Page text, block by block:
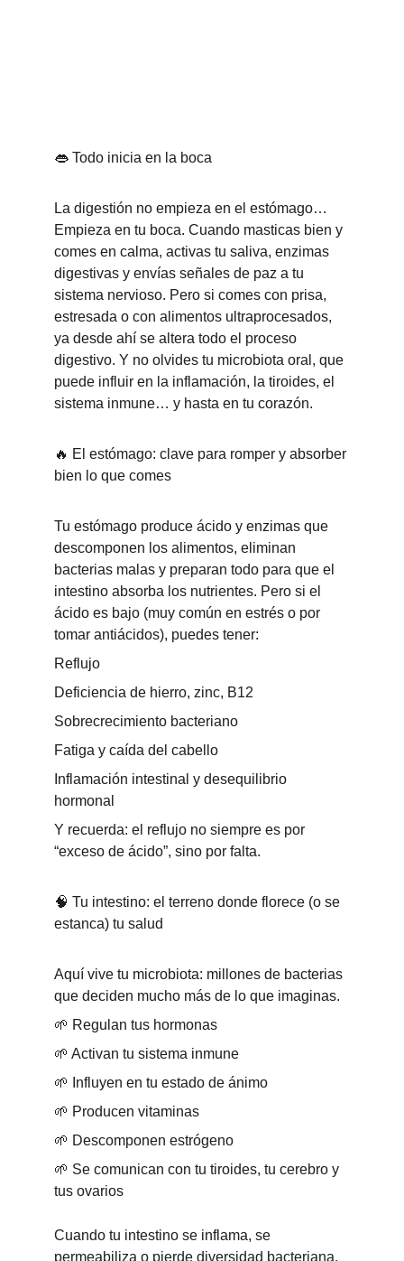
👄 Todo inicia en la boca
La digestión no empieza en el estómago…
Empieza en tu boca. Cuando masticas bien y
comes en calma, activas tu saliva, enzimas
digestivas y envías señales de paz a tu
sistema nervioso. Pero si comes con prisa,
estresada o con alimentos ultraprocesados,
ya desde ahí se altera todo el proceso
digestivo. Y no olvides tu microbiota oral, que
puede influir en la inflamación, la tiroides, el
sistema inmune… y hasta en tu corazón.
🔥 El estómago: clave para romper y absorber
bien lo que comes
Tu estómago produce ácido y enzimas que
descomponen los alimentos, eliminan
bacterias malas y preparan todo para que el
intestino absorba los nutrientes. Pero si el
ácido es bajo (muy común en estrés o por
tomar antiácidos), puedes tener:
Reflujo
Deficiencia de hierro, zinc, B12
Sobrecrecimiento bacteriano
Fatiga y caída del cabello
Inflamación intestinal y desequilibrio
hormonal
Y recuerda: el reflujo no siempre es por
“exceso de ácido”, sino por falta.
🧠 Tu intestino: el terreno donde florece (o se
estanca) tu salud
Aquí vive tu microbiota: millones de bacterias
que deciden mucho más de lo que imaginas.
🌱 Regulan tus hormonas
🌱 Activan tu sistema inmune
🌱 Influyen en tu estado de ánimo
🌱 Producen vitaminas
🌱 Descomponen estrógeno
🌱 Se comunican con tu tiroides, tu cerebro y
tus ovarios
Cuando tu intestino se inflama, se
permeabiliza o pierde diversidad bacteriana,